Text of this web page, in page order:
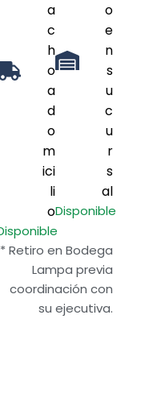
a
c
h
o
a
d
o
m
ici
li
o
o
e
n
s
u
c
u
r
s
al
Disponible
* Retiro en Bodega
Lampa previa
coordinación con
su ejecutiva.